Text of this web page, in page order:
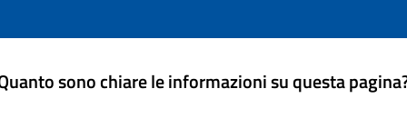
sono chiare le informazioni su questa